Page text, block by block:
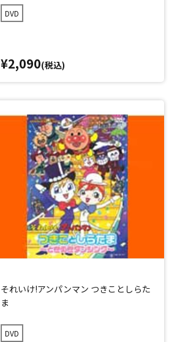
DVD
¥2,090(税込)
それいけ!アンパンマン つきことしらた
ま
DVD